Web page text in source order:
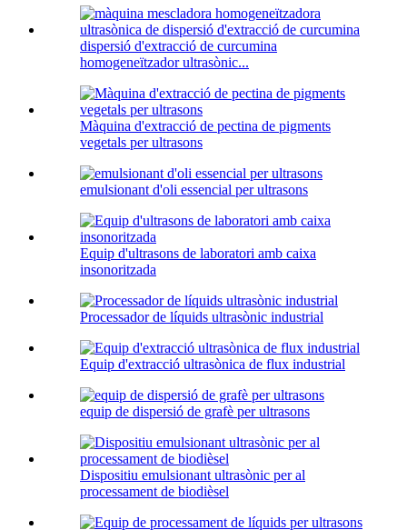
dispersió d'extracció de curcumina
homogeneïtzador ultrasònic...
Màquina d'extracció de pectina de pigments
vegetals per ultrasons
emulsionant d'oli essencial per ultrasons
Equip d'ultrasons de laboratori amb caixa
insonoritzada
Processador de líquids ultrasònic industrial
Equip d'extracció ultrasònica de flux industrial
equip de dispersió de grafè per ultrasons
Dispositiu emulsionant ultrasònic per al
processament de biodièsel